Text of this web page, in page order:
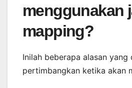
menggunakan
mapping?
Inilah beberapa alasan yang
pertimbangkan ketika akan